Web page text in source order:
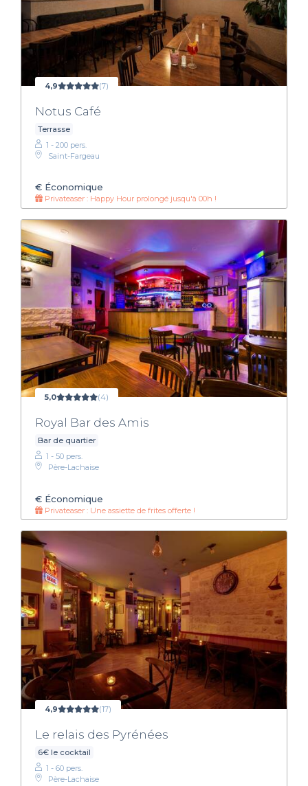
4,9 (7)
Notus Café
Terrasse
1 - 200 pers.
Saint-Fargeau
€ Économique
Privateaser : Happy Hour prolongé jusqu'à 00h !
5,0 (4)
Royal Bar des Amis
Bar de quartier
1 - 50 pers.
Père-Lachaise
€ Économique
Privateaser : Une assiette de frites offerte !
4,9 (17)
Le relais des Pyrénées
6€ le cocktail
1 - 60 pers.
Père-Lachaise